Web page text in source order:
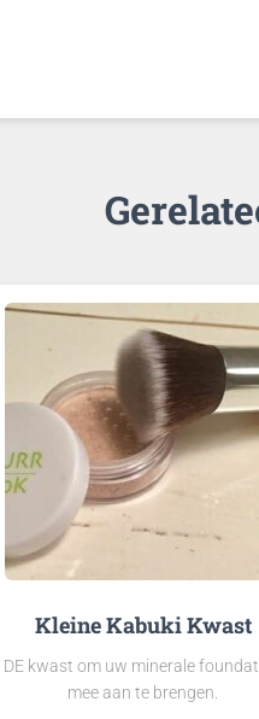
Kleine Kabuki Kwast
DE kwast om uw minerale
mee aan te brengen.